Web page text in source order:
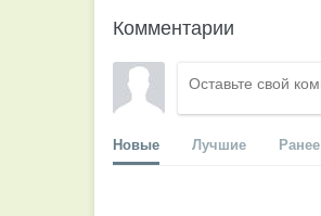
Комментарии
Новые Лучшие Ранее